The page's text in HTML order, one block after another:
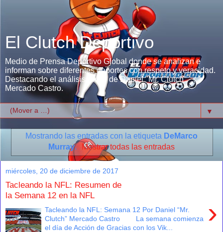
El Clutch Deportivo
Medio de Prensa Deportivo Global donde se analizan e
informan sobre diferentes deportes con respeto y veracidad.
Destacando el análisis único de Daniel "Mr. Clutch"
Mercado Castro.
▼
Mostrando las entradas con la etiqueta DeMarco
Murray. Mostrar todas las entradas
miércoles, 20 de diciembre de 2017
Tacleando la NFL: Resumen de
la Semana 12 en la NFL
›
Tacleando la NFL: Semana 12 Por Daniel “Mr.
Clutch” Mercado Castro La semana comienza
el día de Acción de Gracias con los Vik...